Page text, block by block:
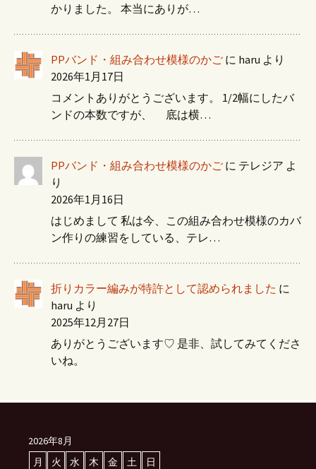
かりました。 本当にありが…
PPバンド・組み合わせ模様のかご に haru より
2026年1月17日
コメントありがとうございます。 1/2幅にしたバ
ンドの本数ですが、 底は横…
PPバンド・組み合わせ模様のかご に テレジア よ
り
2026年1月16日
はじめまして 私は今、この組み合わせ模様のカバ
ン作りの練習をしている、テレ…
折りカラー編みが特許として認められました に
haru より
2025年12月27日
ありがとうございます♡ 是非、試してみてくださ
いね。
2026年8月
月
火 水 木 金 土
日